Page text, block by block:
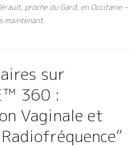
proche du Gard, en Occitanie –
maintenant.
sur
360 :
Vaginale et
”